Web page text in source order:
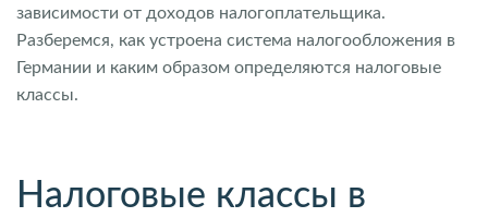
зависимости от доходов налогоплательщика.
Разберемся, как устроена система налогообложения в
Германии и каким образом определяются налоговые
классы.
Налоговые классы в